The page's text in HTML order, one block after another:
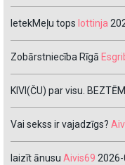
IetekMeļu tops lottinja
Zobārstniecība Rīgā
KIVI(ČU) par visu.
Vai sekss ir vajadzīgs?
laizīt ānusu Aivis69